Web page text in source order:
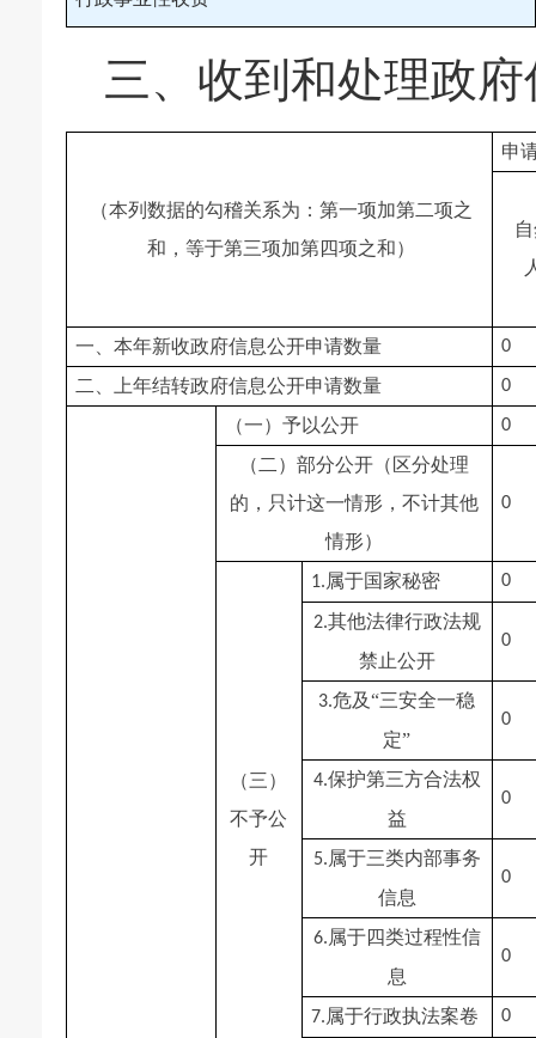
三、收到和处理政
（本列数据的勾稽关系为：第一项加第二项之
和，等于第三项加第四项之和）
申
一、本年新收政府信息公开申请数量 0
二、上年结转政府信息公开申请数量 0
（一）予以公开 0
（二）部分公开（区分处理
的，只计这一情形，不计其他
情形）
0
（三）
不予公
开
1.属于国家秘密 0
2.其他法律行政法规
禁止公开
0
3.危及“三安全一稳
定”
0
4.保护第三方合法权
益
0
5.属于三类内部事务
信息
0
6.属于四类过程性信
息
0
7.属于行政执法案卷 0